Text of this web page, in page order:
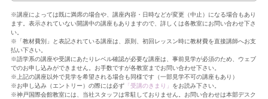
※講座によっては既に満席の場合や、講座内容・日時などが変更（中止）になる場合もあり
ます。表示されていない開講中の講座もありますので、詳しくは各教室にお問い合わせ下さ
い。
※「教材費別」と表記されている講座は、原則、初回レッスン時に教材費を直接講師へお支
払い下さい。
※語学系の講座や受講にあたりレベル確認が必要な講座は、事前見学が必須のため、ウェブ
でのお申し込みができません。お手数ですが各教室までお問い合わせ下さい。
※上記の講座以外で見学を希望される場合も同様です（一部見学不可の講座もあり）
※お申し込み（エントリー）の際には必ず「受講のきまり」 をお読み下さい。
※神戸国際会館教室には、当社スタッフは常駐しておりません。お問い合わせは本部デスク